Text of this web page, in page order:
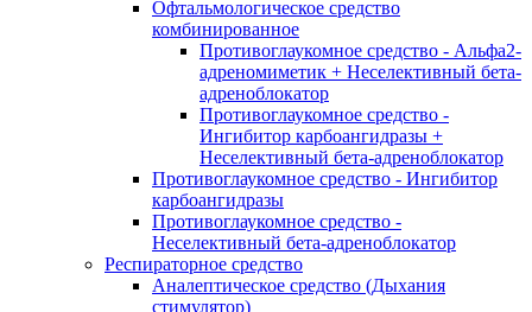
Офтальмологическое средство
комбинированное
Противоглаукомное средство - Альфа2-
адреномиметик + Неселективный бета-
адреноблокатор
Противоглаукомное средство -
Ингибитор карбоангидразы +
Неселективный бета-адреноблокатор
Противоглаукомное средство - Ингибитор
карбоангидразы
Противоглаукомное средство -
Неселективный бета-адреноблокатор
Респираторное средство
Аналептическое средство (Дыхания
стимулятор)